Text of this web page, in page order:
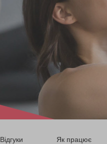
Відгуки Як працює